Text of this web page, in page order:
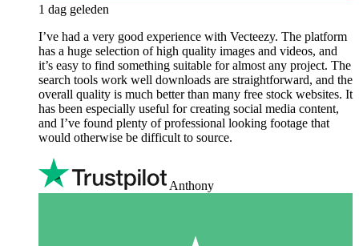
1 dag geleden
I’ve had a very good experience with Vecteezy. The platform
has a huge selection of high quality images and videos, and
it’s easy to find something suitable for almost any project. The
search tools work well downloads are straightforward, and the
overall quality is much better than many free stock websites. It
has been especially useful for creating social media content,
and I’ve found plenty of professional looking footage that
would otherwise be difficult to source.
Anthony